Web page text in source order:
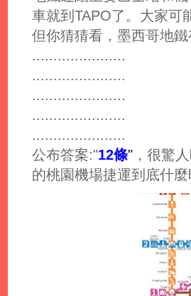
車就到TAPO了。大家可
但你猜猜看，墨西哥地
......................
......................
......................
......................
......................
公布答案:"12條" ，很驚
的桃園機場捷運到底什